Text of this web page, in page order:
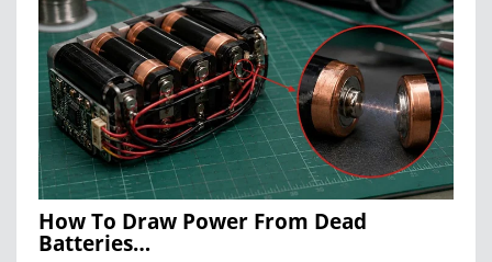
How To Draw Power From Dead
Batteries…